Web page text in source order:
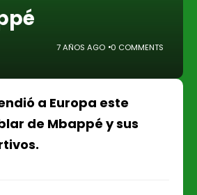
7 AÑOS AGO 0 COMMENTS
a Europa este
de Mbappé y sus